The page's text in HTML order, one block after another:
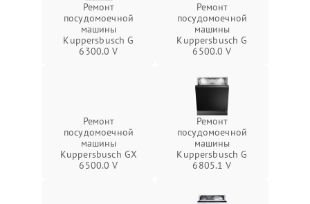
Ремонт
посудомоечной
машины
Kuppersbusch G
6300.0 V
Ремонт
посудомоечной
машины
Kuppersbusch G
6500.0 V
Ремонт
посудомоечной
машины
Kuppersbusch GX
6500.0 V
Ремонт
посудомоечной
машины
Kuppersbusch G
6805.1 V